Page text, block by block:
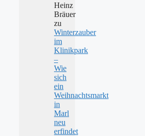
Heinz
Bräuer
zu
Winterzauber
im
Klinikpark
–
Wie
sich
ein
Weihnachtsmarkt
in
Marl
neu
erfindet